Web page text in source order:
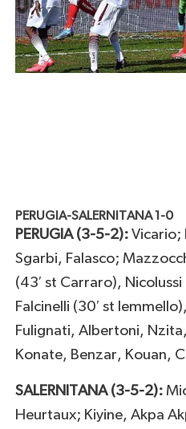
PERUGIA-SALERNITANA 1-0
PERUGIA (3-5-2):Vicario;
Sgarbi, Falasco;
(43′ st Carraro),
Falcinelli (30′ st
Fulignati, Albertoni,
Konate, Benzar, Kouan,
SALERNITANA (3-5-2):
Heurtaux; Kiyine, Akpa